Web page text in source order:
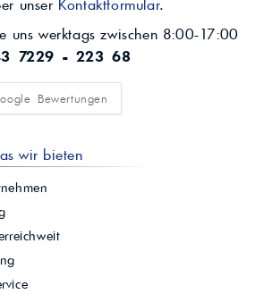
unser Kontaktformular.
uns werktags zwischen 8:00-17:00
7229 - 223 68
Bewertungen
wir bieten